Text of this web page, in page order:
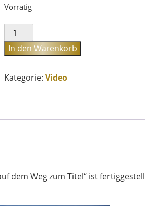
Vorrätig
Vietentours
goes
Brazil
Der
In den Warenkorb
Kategorie: Video
dem Weg zum Titel“ ist